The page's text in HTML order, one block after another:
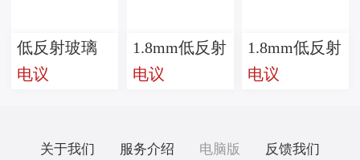
低反射玻璃
电议
1.8mm低反射
玻璃
电议
1.8mm低反射
玻璃
电议
关于我们 服务介绍 电脑版 反馈我们